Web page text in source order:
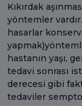
Kıkırdak
yöntemler
hasarlar
hastanın yaşı,
tedavi sonrası
derecesi gibi
tedaviler